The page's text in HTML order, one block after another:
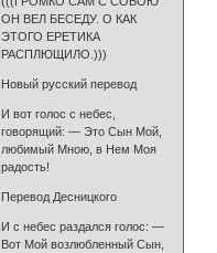
ОН ВЕЛ БЕСЕДУ. О КАК
ЭТОГО ЕРЕТИКА
РАСПЛЮЩИЛО.)))
Новый русский перевод
И вот голос с небес,
говорящий: — Это Сын Мой,
любимый Мною, в Нем Моя
радость!
Перевод Десницкого
И с небес раздался голос: —
Вот Мой возлюбленный Сын,